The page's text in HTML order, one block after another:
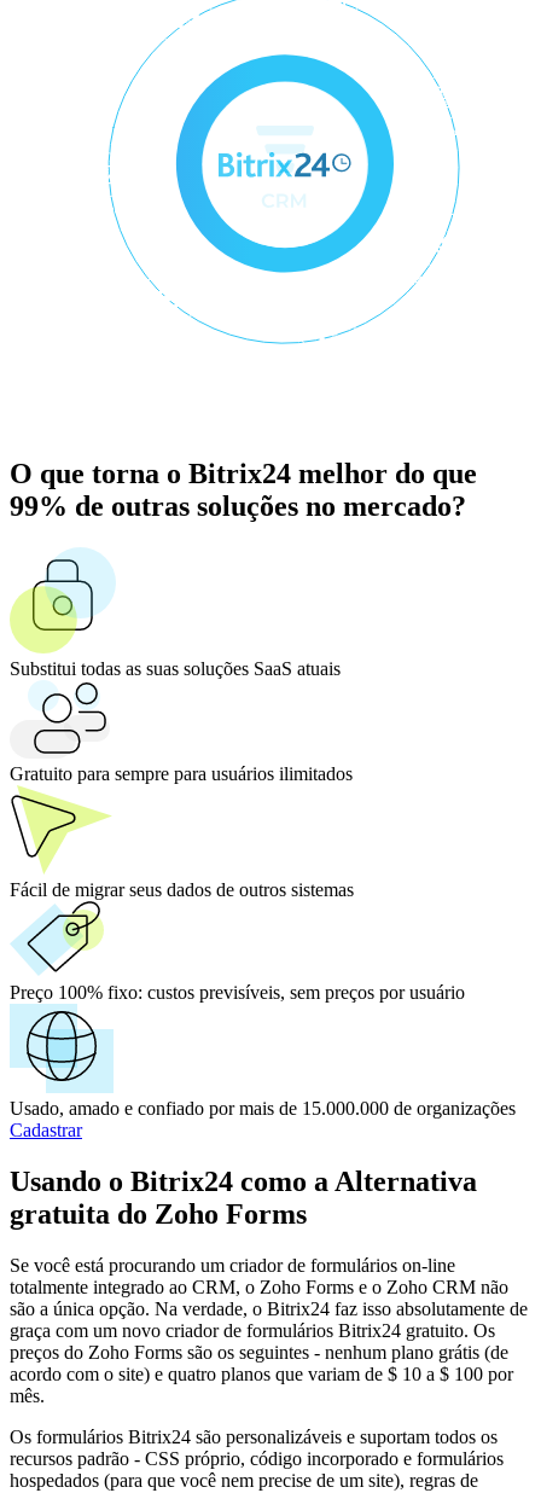
O que torna o Bitrix24 melhor do que
99% de outras soluções no mercado?
Substitui todas as suas soluções SaaS atuais
Gratuito para sempre para usuários ilimitados
Fácil de migrar seus dados de outros sistemas
Preço 100% fixo: custos previsíveis, sem preços por usuário
Usado, amado e confiado por mais de 15.000.000 de organizações
Cadastrar
Usando o Bitrix24 como a Alternativa
gratuita do Zoho Forms
Se você está procurando um criador de formulários on-line
totalmente integrado ao CRM, o Zoho Forms e o Zoho CRM não
são a única opção. Na verdade, o Bitrix24 faz isso absolutamente de
graça com um novo criador de formulários Bitrix24 gratuito. Os
preços do Zoho Forms são os seguintes - nenhum plano grátis (de
acordo com o site) e quatro planos que variam de $ 10 a $ 100 por
mês.
Os formulários Bitrix24 são personalizáveis e suportam todos os
recursos padrão - CSS próprio, código incorporado e formulários
hospedados (para que você nem precise de um site), regras de